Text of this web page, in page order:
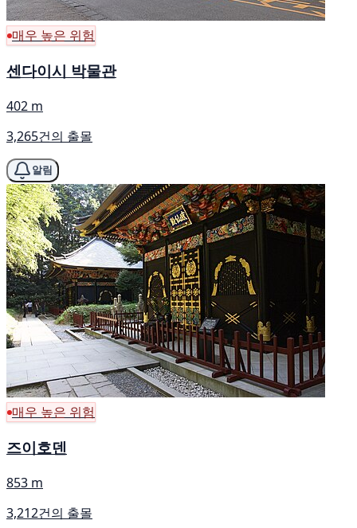
매우 높은 위험
센다이시 박물관
402 m
3,265건의 출몰
알림
매우 높은 위험
즈이호덴
853 m
3,212건의 출몰